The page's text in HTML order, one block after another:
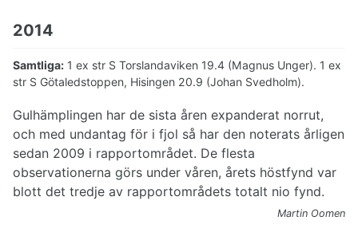
2014
Samtliga: 1 ex str S Torslandaviken 19.4 (Magnus Unger). 1 ex
str S Götaledstoppen, Hisingen 20.9 (Johan Svedholm).
Gulhämplingen har de sista åren expanderat norrut,
och med undantag för i fjol så har den noterats årligen
sedan 2009 i rapportområdet. De flesta
observationerna görs under våren, årets höstfynd var
blott det tredje av rapportområdets totalt nio fynd.
Martin Oomen